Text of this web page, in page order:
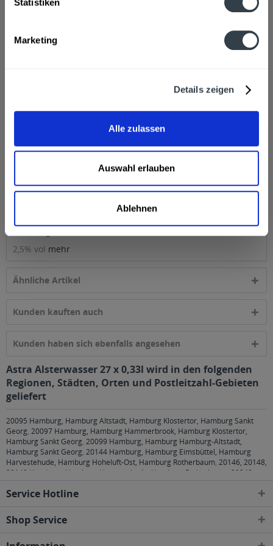
Marketing
Details zeigen
Alle zulassen
Auswahl erlauben
Ablehnen
Bahrenfeld,Hamburg, Hamburg Bahrenfeld, Hamburg
Zutaten und Allergene
50% Bier (Wasser, GERSTENMALZ, Hopfen) &50%
Bavaria-St.Pauli GmbH, Holstenstraße 224, 22765 Hamburg
2,5% vol mehr
Ähnliche Artikel
Kunden kauften auch
Kunden haben sich ebenfalls angesehen
Astra Alsterwasser 27 x 0,33l wird in den folgenden
Regionen, Städten, Orten und Postleitzahl-Gebieten
geliefert
20095 Hamburg, Hamburg Altstadt, Hamburg Klostertor, Hamburg Sankt
Georg, 20097 Hamburg, Hamburg Hammerbrook, Hamburg Klostertor,
Hamburg Sankt Georg, 20099 Hamburg, Hamburg Hamburg-Altstadt,
Hamburg Sankt Georg, 20144 Hamburg, Hamburg Eimsbüttel, Hamburg
Harvestehude, Hamburg Hoheluft-Ost, Hamburg Rotherbaum, 20146, 20148,
20149 Hamburg, Hamburg Harvestehude, Hamburg Rotherbaum
20249
Ost, Hamburg Winterhude
20251 Hamburg, Hamburg Alsterdorf, Hamburg
Hamburg Harvestehude, Hamburg Hoheluft-Ost, Hamburg Hoheluft-West,
Hamburg Lokstedt
Service Hotline
Shop Service